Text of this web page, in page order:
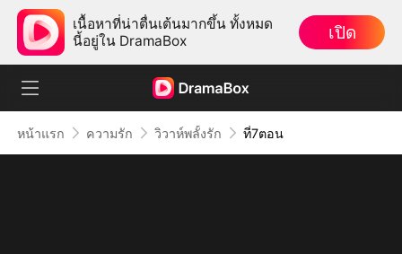
เนื้อหาที่น่าตื่นเต้นมากขึ้น ทั้งหมด
นี้อยู่ใน DramaBox
เปิด
หน้าแรก ความรัก วิวาห์พลั้งรัก ที่7ตอน